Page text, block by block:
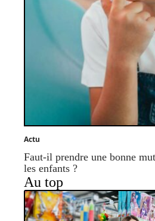
Actu
Faut-il prendre une bonne
les enfants ?
Au top